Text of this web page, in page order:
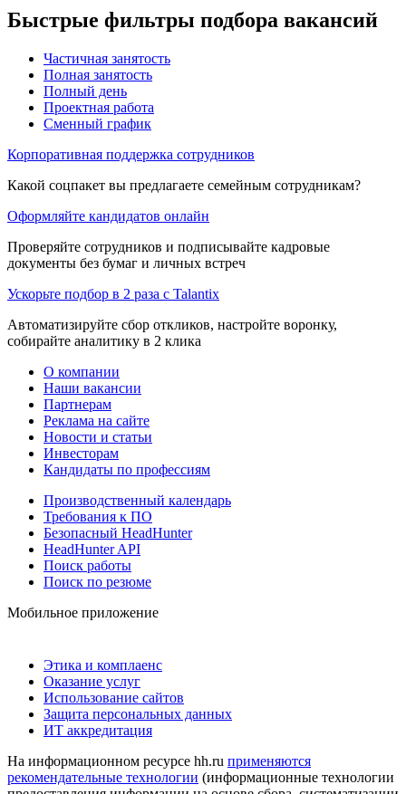
Быстрые фильтры подбора вакансий
Частичная занятость
Полная занятость
Полный день
Проектная работа
Сменный график
Корпоративная поддержка сотрудников
Какой соцпакет вы предлагаете семейным сотрудникам?
Оформляйте кандидатов онлайн
Проверяйте сотрудников и подписывайте кадровые
документы без бумаг и личных встреч
Ускорьте подбор в 2 раза с Talantix
Автоматизируйте сбор откликов, настройте воронку,
собирайте аналитику в 2 клика
О компании
Наши вакансии
Партнерам
Реклама на сайте
Новости и статьи
Инвесторам
Кандидаты по профессиям
Производственный календарь
Требования к ПО
Безопасный HeadHunter
HeadHunter API
Поиск работы
Поиск по резюме
Мобильное приложение
Этика и комплаенс
Оказание услуг
Использование сайтов
Защита персональных данных
ИТ аккредитация
На информационном ресурсе hh.ru применяются
рекомендательные технологии (информационные технологии